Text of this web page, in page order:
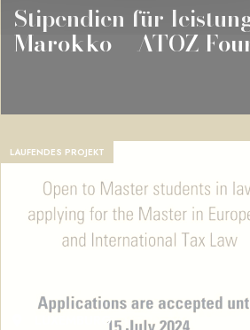
Stipendien für
Marokko – ATOZ
LAUFENDES PROJEKT
LUXEMBURG